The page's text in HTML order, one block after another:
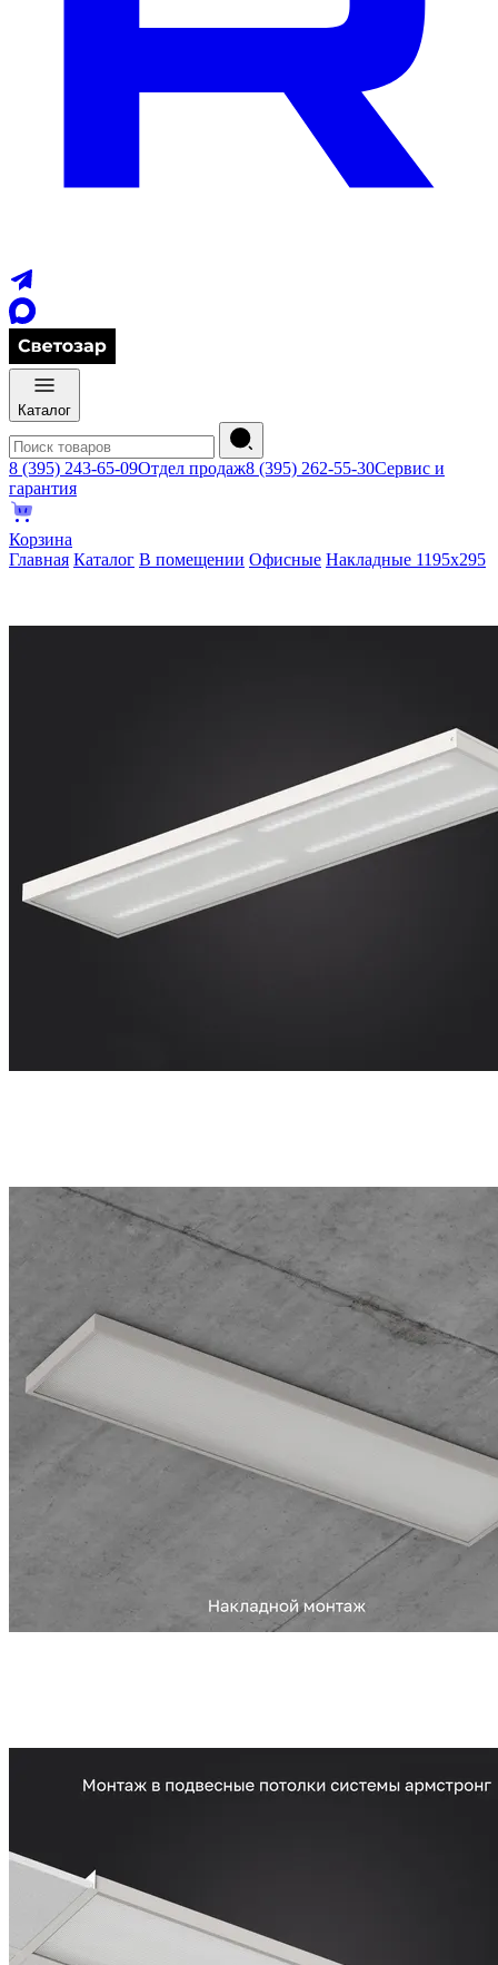
Каталог
8 (395) 243-65-09Отдел продаж8 (395) 262-55-30Сервис и
гарантия
Корзина
Главная Каталог В помещении Офисные Накладные 1195х295